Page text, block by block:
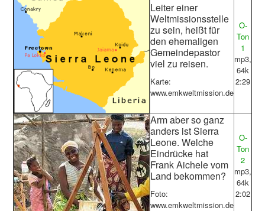
Leiter einer
Weltmissionsstelle
zu sein, heißt für
den ehemaligen
Gemeindepastor
viel zu reisen.
Karte:
www.emkweltmission.de
O-
Ton
1
mp3,
64k
2:29
Arm aber so ganz
anders ist Sierra
Leone. Welche
Eindrücke hat
Frank Aichele vom
Land bekommen?
Foto:
www.emkweltmission.de
O-
Ton
2
mp3,
64k
2:02